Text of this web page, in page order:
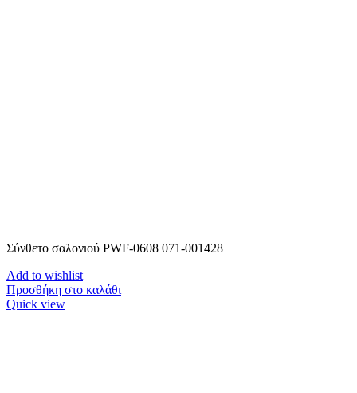
Σύνθετο σαλονιού PWF-0608 071-001428
Add to wishlist
Προσθήκη στο καλάθι
Quick view